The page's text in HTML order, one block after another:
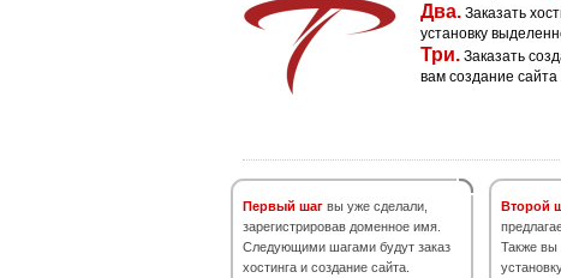
Два. Заказать
установку
Три. Заказать
вам создание
Первый шаг вы уже сделали,
зарегистрировав доменное имя.
Следующими шагами будут заказ
хостинга и создание сайта.
Второй
Также вы